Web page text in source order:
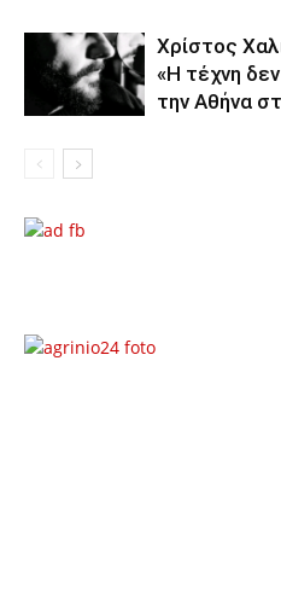
Χρίστος
«Η τέχνη
την Αθήνα